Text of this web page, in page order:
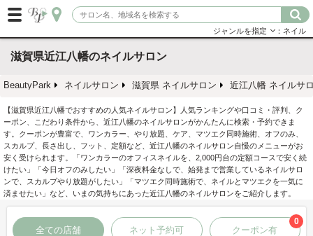
ジャンルを指定 ：ネイル
滋賀県近江八幡のネイルサロン
BeautyPark ネイルサロン 滋賀県 ネイルサロン 近江八幡 ネイルサ
【滋賀県近江八幡でおすすめの人気ネイルサロン】人気ランキングや口コミ・評判、ク
ーポン、こだわり条件から、近江八幡のネイルサロンがかんたんに検索・予約できま
す。クーポンが豊富で、ワンカラー、やり放題、ケア、マツエク同時施術、オフのみ、
スカルプ、長さ出し、フット、定額など、近江八幡のネイルサロン自慢のメニューがお
安く受けられます。「ワンカラーのオフィスネイルを、2,000円台の定額コースで安く続
けたい」「今日オフのみしたい」「深夜料金なしで、始発まで営業しているネイルサロ
ンで、スカルプやり放題がしたい」「マツエク同時施術で、ネイルとマツエクを一気に
済ませたい」など、いまの気持ちにあった近江八幡のネイルサロンをご紹介します。
全ての店舗 ネット予約可 クーポン有
0